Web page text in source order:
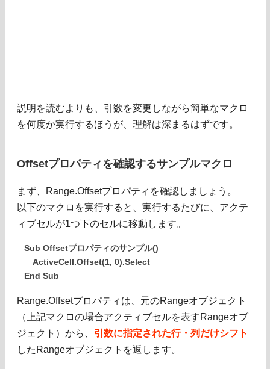
説明を読むよりも、引数を変更しながら簡単なマクロ
を何度か実行するほうが、理解は深まるはずです。
Offsetプロパティを確認するサンプルマクロ
まず、Range.Offsetプロパティを確認しましょう。
以下のマクロを実行すると、実行するたびに、アクテ
ィブセルが1つ下のセルに移動します。
Sub Offsetプロパティのサンプル()
ActiveCell.Offset(1, 0).Select
End Sub
Range.Offsetプロパティは、元のRangeオブジェクト
（上記マクロの場合アクティブセルを表すRangeオブ
ジェクト）から、 引数に指定された行・列だけシフト
したRangeオブジェクトを返します。